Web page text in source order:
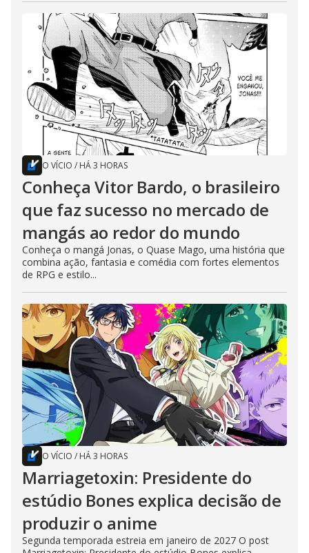
O VÍCIO / HÁ 3 HORAS
Conheça Vitor Bardo, o brasileiro
que faz sucesso no mercado de
mangás ao redor do mundo
Conheça o mangá Jonas, o Quase Mago, uma história que
combina ação, fantasia e comédia com fortes elementos
de RPG e estilo...
O VÍCIO / HÁ 3 HORAS
Marriagetoxin: Presidente do
estúdio Bones explica decisão de
produzir o anime
Segunda temporada estreia em janeiro de 2027 O post